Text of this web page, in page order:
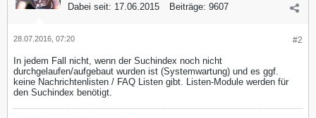
Dabei seit: 17.06.2015 Beiträge: 9607
#2
28.07.2016, 07:20
In jedem Fall nicht, wenn der Suchindex noch nicht
durchgelaufen/aufgebaut wurden ist (Systemwartung) und es ggf.
keine Nachrichtenlisten / FAQ Listen gibt. Listen-Module werden für
den Suchindex benötigt.